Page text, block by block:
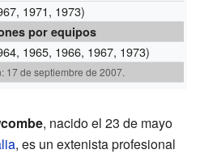
1971, 1973)
por equipos
1965, 1966, 1967, 1973)
17 de septiembre de 2007.
, nacido el 23 de mayo
, es un extenista profesional